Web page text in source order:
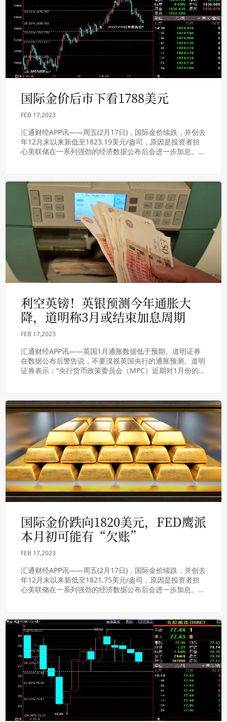
国际金价后市下看1788美元
FEB 17,2023
汇通财经APP讯——周五(2月17日)，国际金价续跌，并创去
年12月末以来新低至1823.19美元/盎司，原因是投资者担
心美联储在一系列强劲的经济数据公布后会进一步加息。金
利空英镑！英银预测今年通胀大
降，道明称3月或结束加息周期
FEB 17,2023
汇通财经APP讯——英国1月通胀数据低于预期。道明证券
在数据公布后警告说，不要漠视英国央行的通胀预测。道明
证券表示：“央行货币政策委员会（MPC）近期对1月份的通
国际金价跌向1820美元，FED鹰派
本月初可能有“欠账”
FEB 17,2023
汇通财经APP讯——周五(2月17日)，国际金价续跌，并创去
年12月末以来新低至1821.75美元/盎司，原因是投资者担
心美联储在一系列强劲的经济数据公布后会进一步加息。美